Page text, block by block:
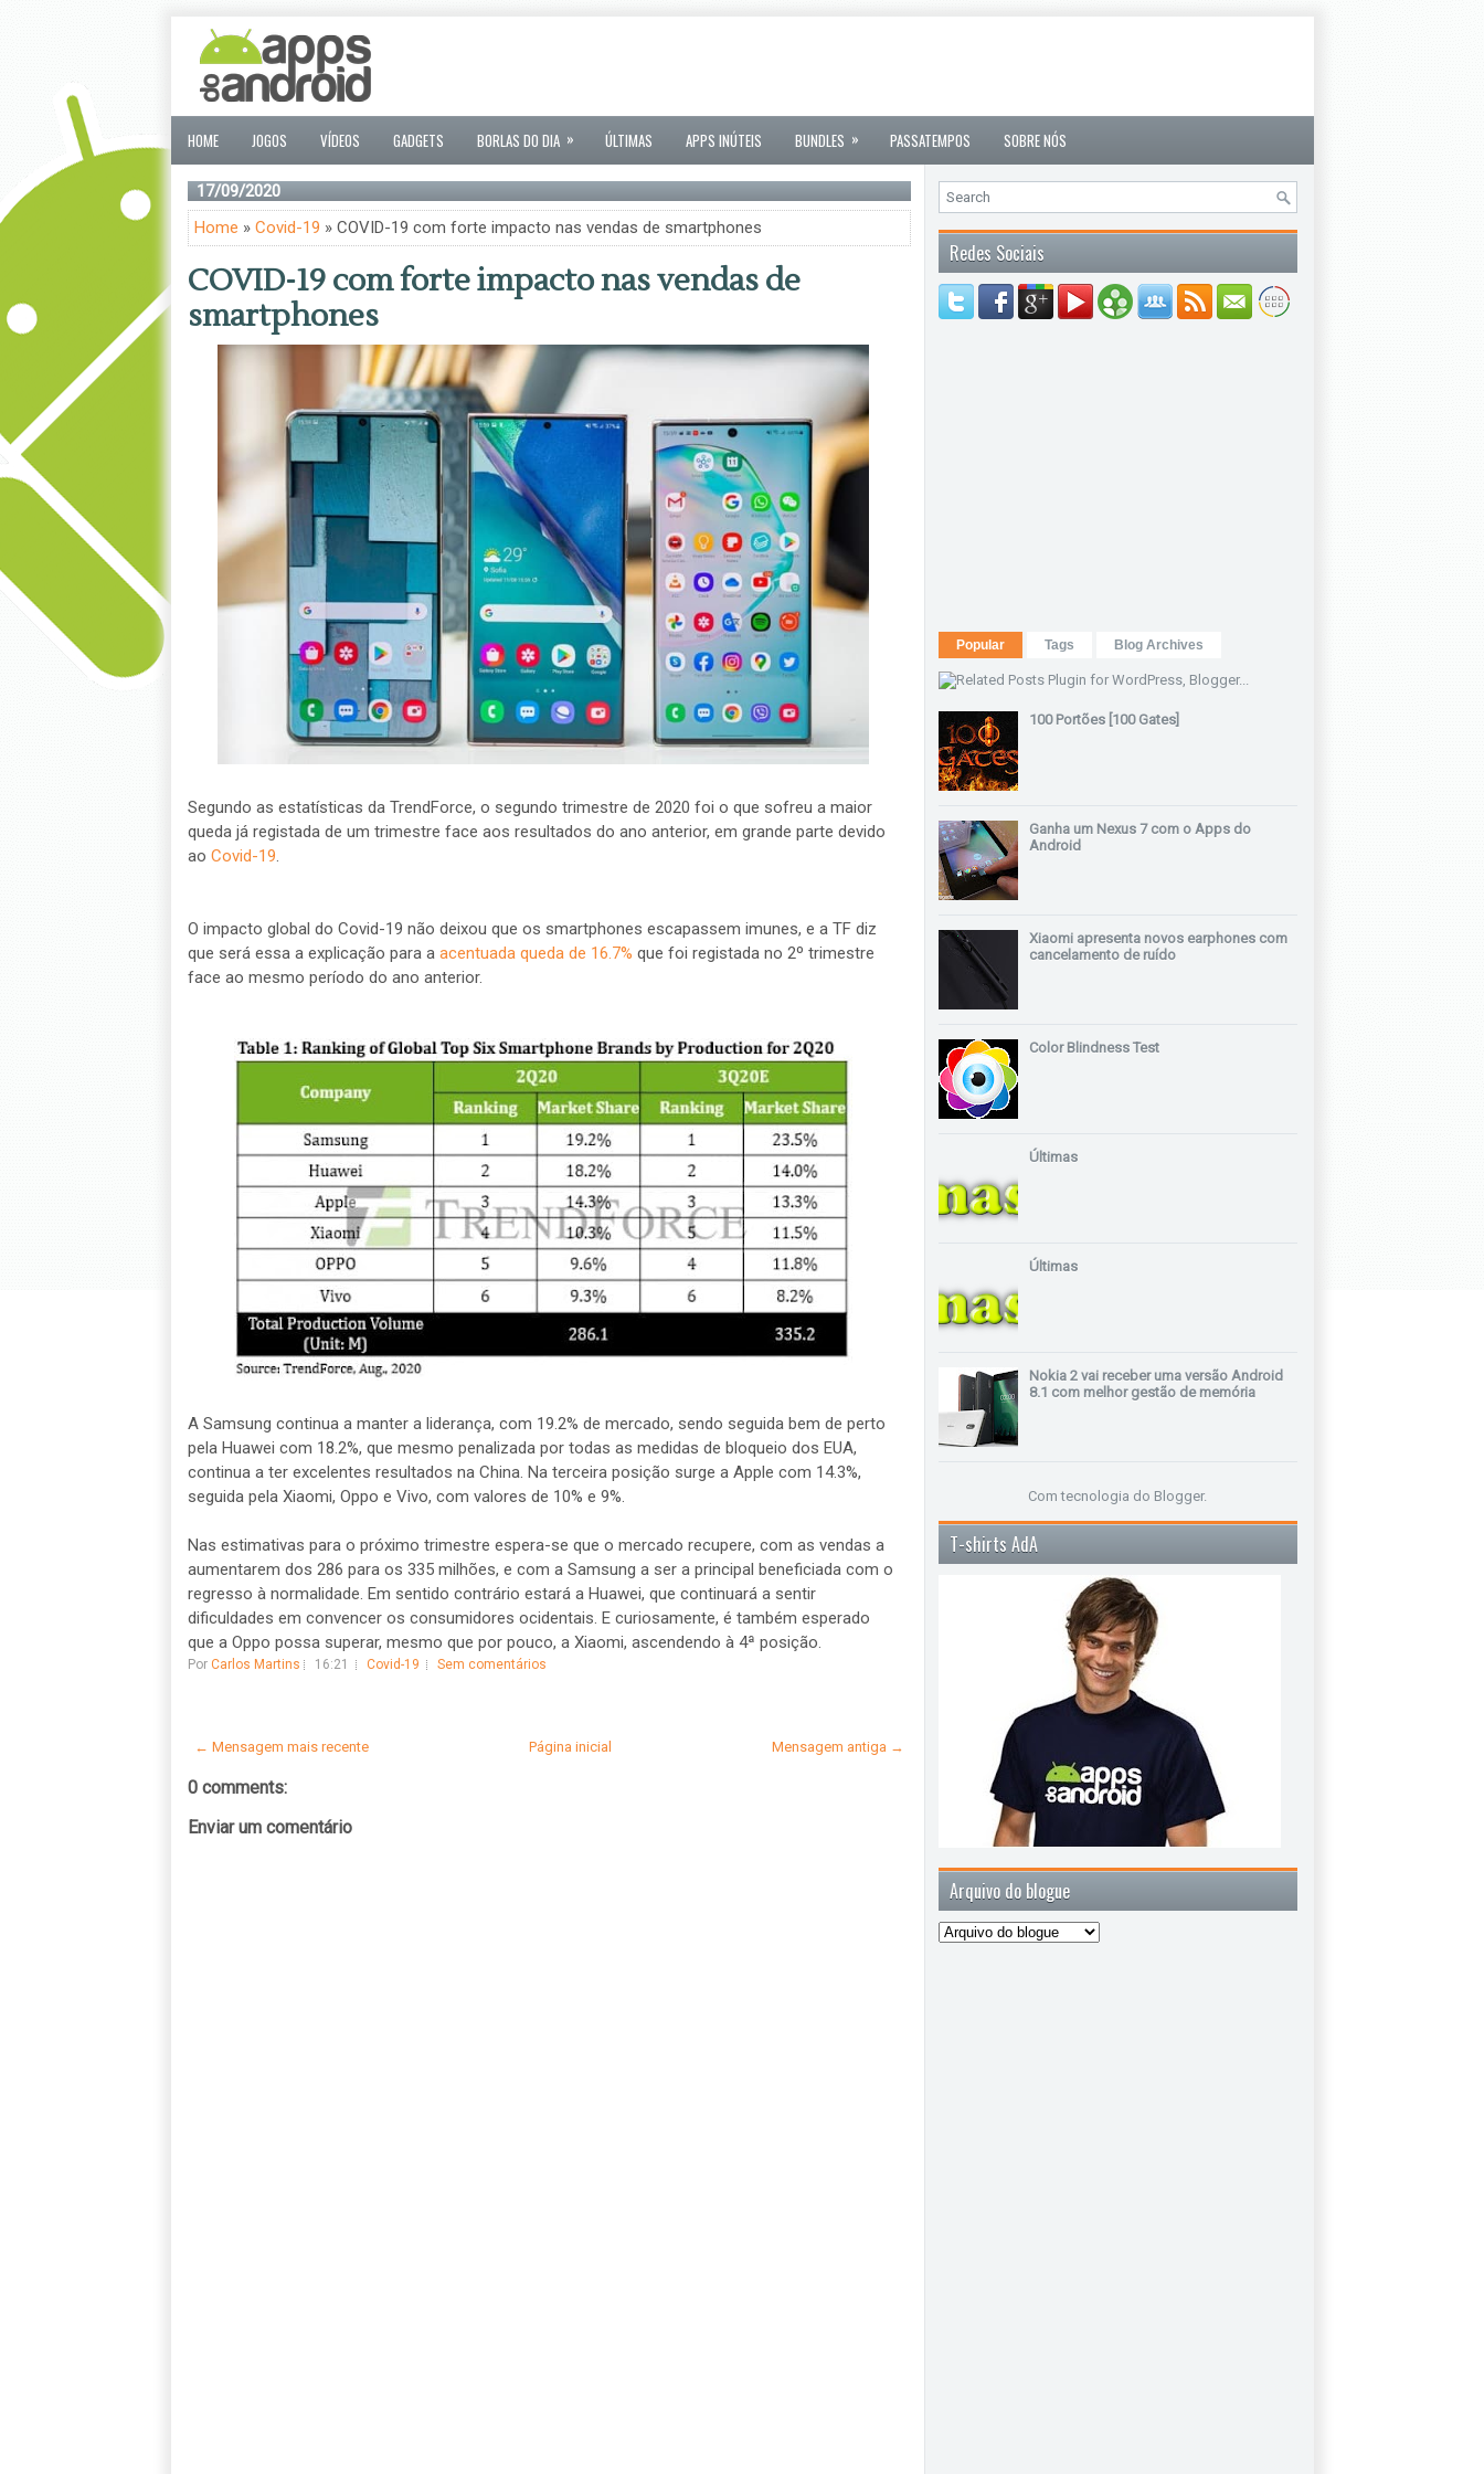
HOME JOGOS VÍDEOS GADGETS BORLAS DO DIA » ÚLTIMAS APPS INÚTEIS BUNDLES » PASSATEMPOS SOBRE NÓS
17/09/2020
Home » Covid-19 » COVID-19 com forte impacto nas vendas de smartphones
COVID-19 com forte impacto nas vendas de
smartphones
Segundo as estatísticas da TrendForce, o segundo trimestre de 2020 foi o que sofreu a maior
queda já registada de um trimestre face aos resultados do ano anterior, em grande parte devido
ao Covid-19.
O impacto global do Covid-19 não deixou que os smartphones escapassem imunes, e a TF diz
que será essa a explicação para a acentuada queda de 16.7% que foi registada no 2º trimestre
face ao mesmo período do ano anterior.
A Samsung continua a manter a liderança, com 19.2% de mercado, sendo seguida bem de perto
pela Huawei com 18.2%, que mesmo penalizada por todas as medidas de bloqueio dos EUA,
continua a ter excelentes resultados na China. Na terceira posição surge a Apple com 14.3%,
seguida pela Xiaomi, Oppo e Vivo, com valores de 10% e 9%.
Nas estimativas para o próximo trimestre espera-se que o mercado recupere, com as vendas a
aumentarem dos 286 para os 335 milhões, e com a Samsung a ser a principal beneficiada com o
regresso à normalidade. Em sentido contrário estará a Huawei, que continuará a sentir
dificuldades em convencer os consumidores ocidentais. E curiosamente, é também esperado
que a Oppo possa superar, mesmo que por pouco, a Xiaomi, ascendendo à 4ª posição.
Por Carlos Martins 16:21 Covid-19 Sem comentários
← Mensagem mais recente Mensagem antiga →
Página inicial
0 comments:
Enviar um comentário
Redes Sociais
Popular Tags Blog Archives
100 Portões [100 Gates]
Ganha um Nexus 7 com o Apps do
Android
Xiaomi apresenta novos earphones com
cancelamento de ruído
Color Blindness Test
Últimas
Últimas
Nokia 2 vai receber uma versão Android
8.1 com melhor gestão de memória
Com tecnologia do Blogger.
T-shirts AdA
Arquivo do blogue